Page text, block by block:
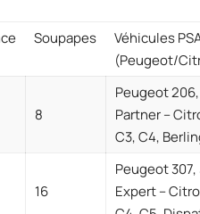
Soupapes
Véhicules
(Peugeot/
8
Peugeot
Partner –
C3, C4,
16
Peugeot 307,
Expert –